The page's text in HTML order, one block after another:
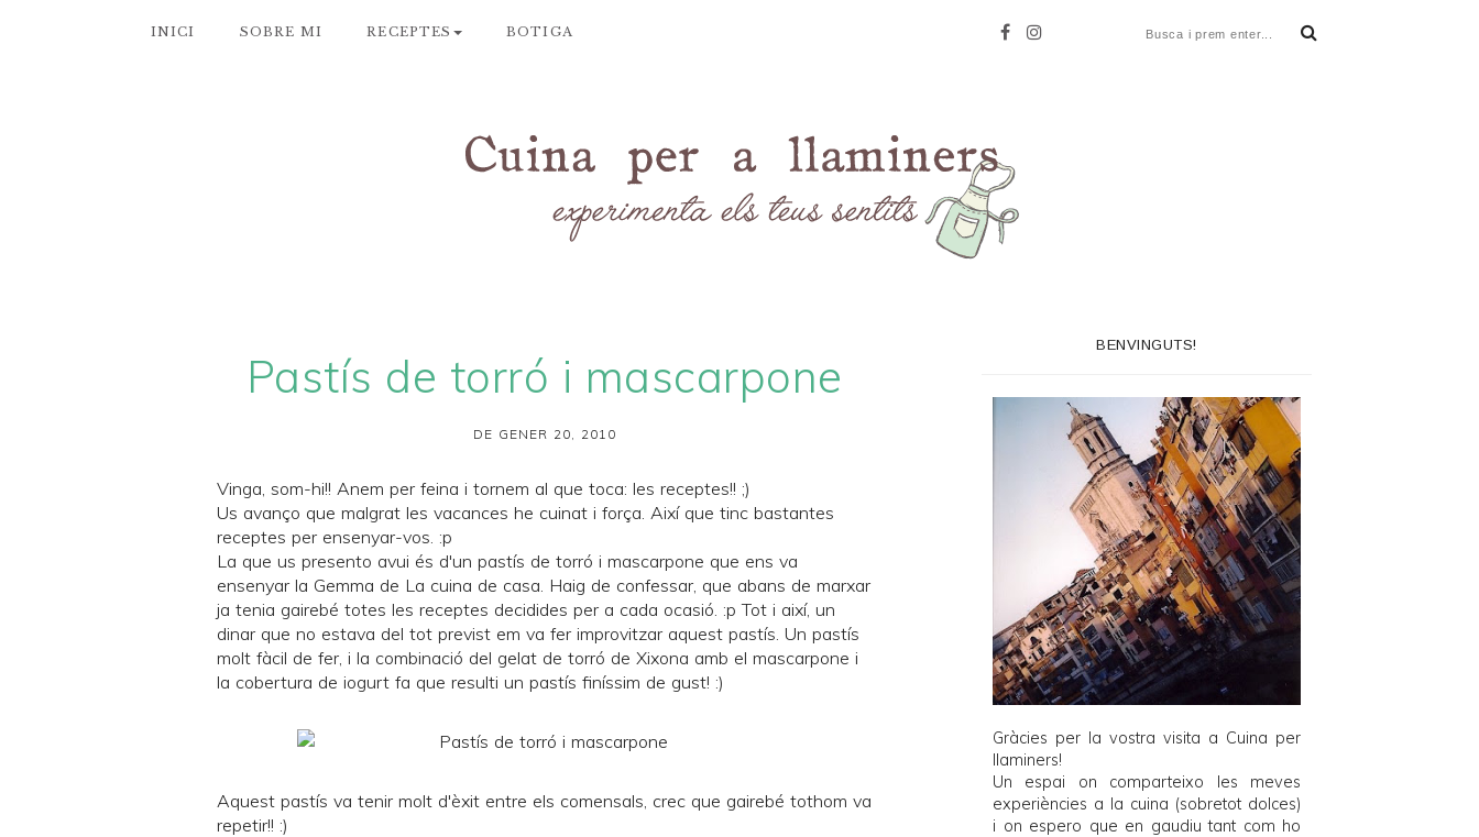
INICI SOBRE MI RECEPTES BOTIGA
Pastís de torró i mascarpone
DE GENER 20, 2010
Vinga, som-hi!! Anem per feina i tornem al que toca: les receptes!! ;)
Us avanço que malgrat les vacances he cuinat i força. Així que tinc bastantes
receptes per ensenyar-vos. :p
La que us presento avui és d'un pastís de torró i mascarpone que ens va
ensenyar la Gemma de La cuina de casa. Haig de confessar, que abans de marxar
ja tenia gairebé totes les receptes decidides per a cada ocasió. :p Tot i així, un
dinar que no estava del tot previst em va fer improvitzar aquest pastís. Un pastís
molt fàcil de fer, i la combinació del gelat de torró de Xixona amb el mascarpone i
la cobertura de iogurt fa que resulti un pastís finíssim de gust! :)
Aquest pastís va tenir molt d'èxit entre els comensals, crec que gairebé tothom va
repetir!! :)
BENVINGUTS!
Gràcies per la vostra visita a Cuina per
llaminers!
Un espai on comparteixo les meves
experiències a la cuina (sobretot dolces)
i on espero que en gaudiu tant com ho